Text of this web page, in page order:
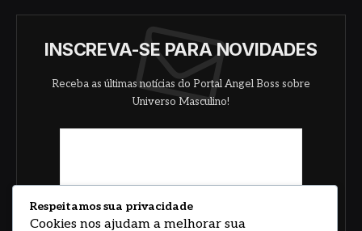
INSCREVA-SE PARA NOVIDADES
Receba as últimas notícias do Portal Angel Boss sobre
Universo Masculino!
Respeitamos sua privacidade
Cookies nos ajudam a melhorar sua